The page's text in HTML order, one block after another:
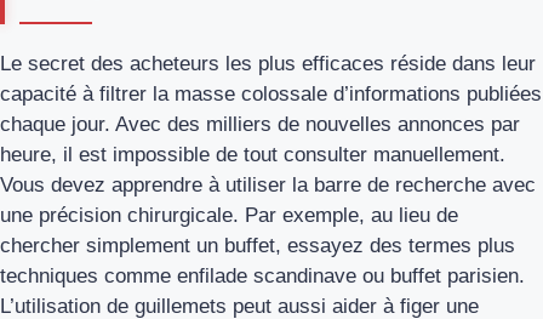
Le secret des acheteurs les plus efficaces réside dans leur
capacité à filtrer la masse colossale d’informations publiées
chaque jour. Avec des milliers de nouvelles annonces par
heure, il est impossible de tout consulter manuellement.
Vous devez apprendre à utiliser la barre de recherche avec
une précision chirurgicale. Par exemple, au lieu de
chercher simplement un buffet, essayez des termes plus
techniques comme enfilade scandinave ou buffet parisien.
L’utilisation de guillemets peut aussi aider à figer une